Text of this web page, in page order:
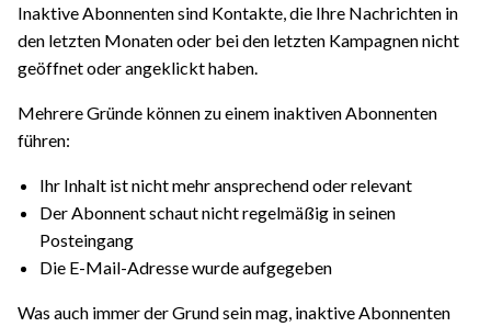
Inaktive Abonnenten sind Kontakte, die Ihre Nachrichten in
den letzten Monaten oder bei den letzten Kampagnen nicht
geöffnet oder angeklickt haben.
Mehrere Gründe können zu einem inaktiven Abonnenten
führen:
Ihr Inhalt ist nicht mehr ansprechend oder relevant
Der Abonnent schaut nicht regelmäßig in seinen
Posteingang
Die E-Mail-Adresse wurde aufgegeben
Was auch immer der Grund sein mag, inaktive Abonnenten